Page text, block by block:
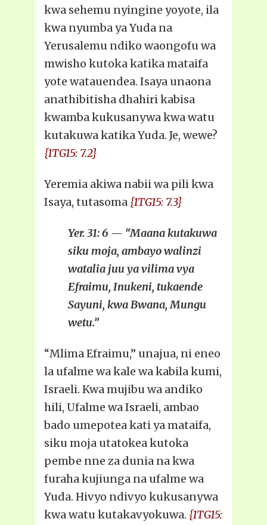
kwa sehemu nyingine yoyote, ila
kwa nyumba ya Yuda na
Yerusalemu ndiko waongofu wa
mwisho kutoka katika mataifa
yote watauendea. Isaya unaona
anathibitisha dhahiri kabisa
kwamba kukusanywa kwa watu
kutakuwa katika Yuda. Je, wewe?
{1TG15: 7.2}
Yeremia akiwa nabii wa pili kwa
Isaya, tutasoma {1TG15: 7.3}
Yer. 31: 6 — “Maana kutakuwa
siku moja, ambayo walinzi
watalia juu ya vilima vya
Efraimu, Inukeni, tukaende
Sayuni, kwa Bwana, Mungu
wetu.”
“Mlima Efraimu,” unajua, ni eneo
la ufalme wa kale wa kabila kumi,
Israeli. Kwa mujibu wa andiko
hili, Ufalme wa Israeli, ambao
bado umepotea kati ya mataifa,
siku moja utatokea kutoka
pembe nne za dunia na kwa
furaha kujiunga na ufalme wa
Yuda. Hivyo ndivyo kukusanywa
kwa watu kutakavyokuwa. {1TG15: